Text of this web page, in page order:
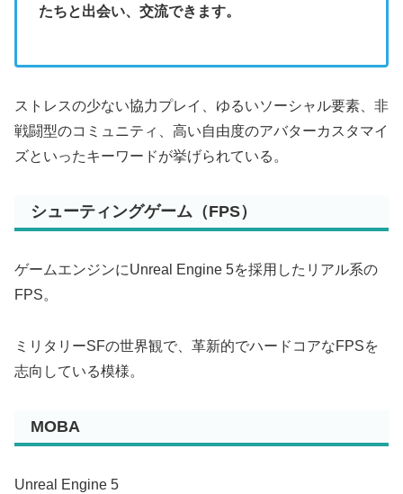
たちと出会い、交流できます。
ストレスの少ない協力プレイ、ゆるいソーシャル要素、非
戦闘型のコミュニティ、高い自由度のアバターカスタマイ
ズといったキーワードが挙げられている。
シューティングゲーム（FPS）
ゲームエンジンにUnreal Engine 5を採用したリアル系の
FPS。
ミリタリーSFの世界観で、革新的でハードコアなFPSを
志向している模様。
MOBA
Unreal Engine 5